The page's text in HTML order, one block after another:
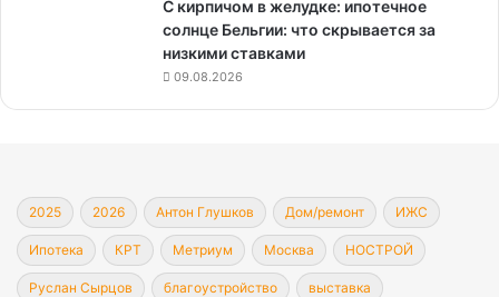
С кирпичом в желудке: ипотечное
солнце Бельгии: что скрывается за
низкими ставками
09.08.2026
2025 2026 Антон Глушков Дом/ремонт ИЖС
Ипотека КРТ Метриум Москва НОСТРОЙ
Руслан Сырцов благоустройство выставка